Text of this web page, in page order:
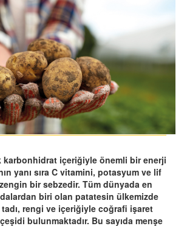
karbonhidrat içeriğiyle önemli bir enerji
yanı sıra C vitamini, potasyum ve lif
bir sebzedir. Tüm dünyada en
biri olan patatesin ülkemizde
rengi ve içeriğiyle coğrafi işaret
bulunmaktadır. Bu sayıda menşe